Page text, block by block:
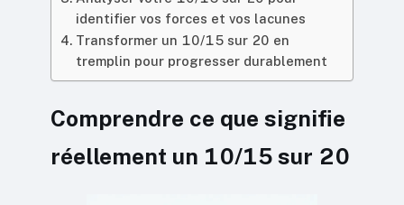
identifier vos forces et vos lacunes
Transformer un 10/15 sur 20 en
tremplin pour progresser durablement
Comprendre ce que signifie
réellement un 10/15 sur 20